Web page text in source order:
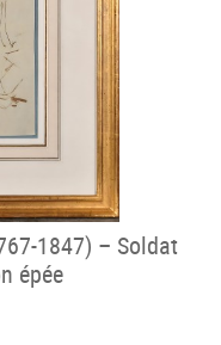
1847) – Soldat
épée